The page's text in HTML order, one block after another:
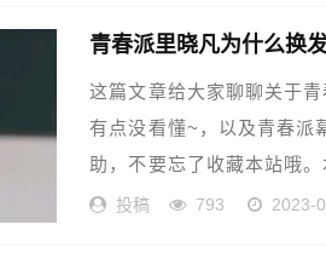
青春派里晓凡为什么换
这篇文章给大家聊聊关于
有点没看懂~，以及青春派
助，不要忘了收藏本站哦
投稿 793 2023-